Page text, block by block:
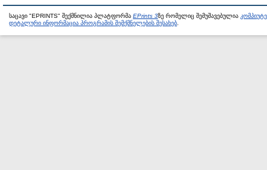
საცავი "EPRINTS" შექმნილია პლატფორმა EPrints 3ზე რომელიც შემუშავებულია
დეტალური ინფორმაცია პროგრამის შემქმნელების შესახებ